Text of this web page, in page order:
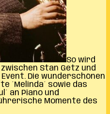
So wird
Stan Getz und
Die wunderschönen
´Melinda´ sowie das
an Piano und
Momente des